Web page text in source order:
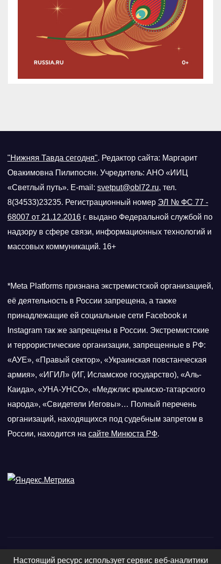
"Нижняя Тавда сегодня". Редактор сайта: Маргарит
Овакимовна Пилипосян. Учредитель: АНО «ИИЦ
«Светлый путь». E-mail: svetput@obl72.ru, тел.
8(34533)23235. Регистрационный номер ЭЛ № ФС 77 -
68007 от 21.12.2016 г. выдано Федеральной службой по
надзору в сфере связи, информационных технологий и
массовых коммуникаций. 16+
*Meta Platforms признана экстремистской организацией,
её деятельность в России запрещена, а также
принадлежащие ей социальные сети Facebook и
Instagram так же запрещены в России. Экстремистские
и террористические организации, запрещенные в РФ:
«АУЕ», «Правый сектор», «Украинская повстанческая
армия», «ИГИЛ» (ИГ, Исламское государство), «Аль-
Каида», «УНА-УНСО», «Меджлис крымско-татарского
народа», «Свидетели Иеговы»… Полный перечень
организаций, находящихся под судебным запретом в
России, находится на сайте Минюста РФ.
Настоящий ресурс использует сервис веб-аналитики